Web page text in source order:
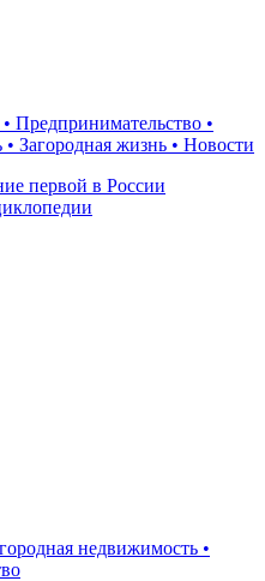
Предпринимательство •
Загородная жизнь • Новости
первой в России
недвижимость •